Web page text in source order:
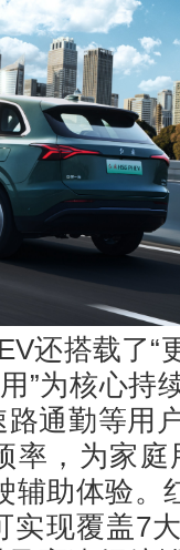
载了“更
”为核心持
通勤等用
率，为家庭
辅助体验。
实现覆盖7